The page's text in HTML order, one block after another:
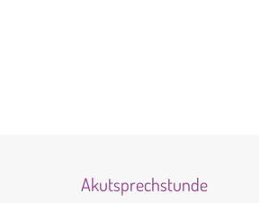
Akutsprechstunde